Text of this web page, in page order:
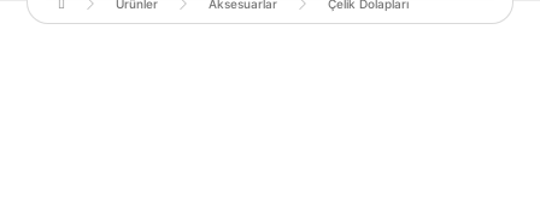
Ürünler Aksesuarlar Çelik Dolapları